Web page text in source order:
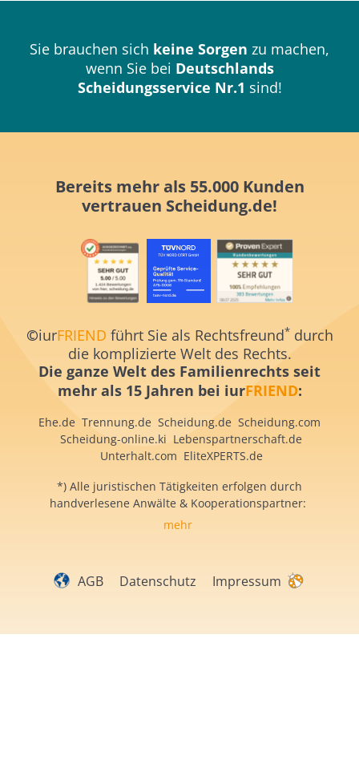
Sie brauchen sich keine Sorgen zu machen,
wenn Sie bei Deutschlands
Scheidungsservice Nr.1 sind!
Bereits mehr als 55.000 Kunden
vertrauen Scheidung.de!
©iurFRIEND führt Sie als Rechtsfreund*durch
die komplizierte Welt des Rechts.
Die ganze Welt des Familienrechts seit
mehr als 15 Jahren bei iurFRIEND:
Ehe.de Trennung.de Scheidung.de Scheidung.com
Scheidung-online.ki Lebenspartnerschaft.de
Unterhalt.com EliteXPERTS.de
*) Alle juristischen Tätigkeiten erfolgen durch
handverlesene Anwälte & Kooperationspartner:
mehr
AGB Datenschutz Impressum